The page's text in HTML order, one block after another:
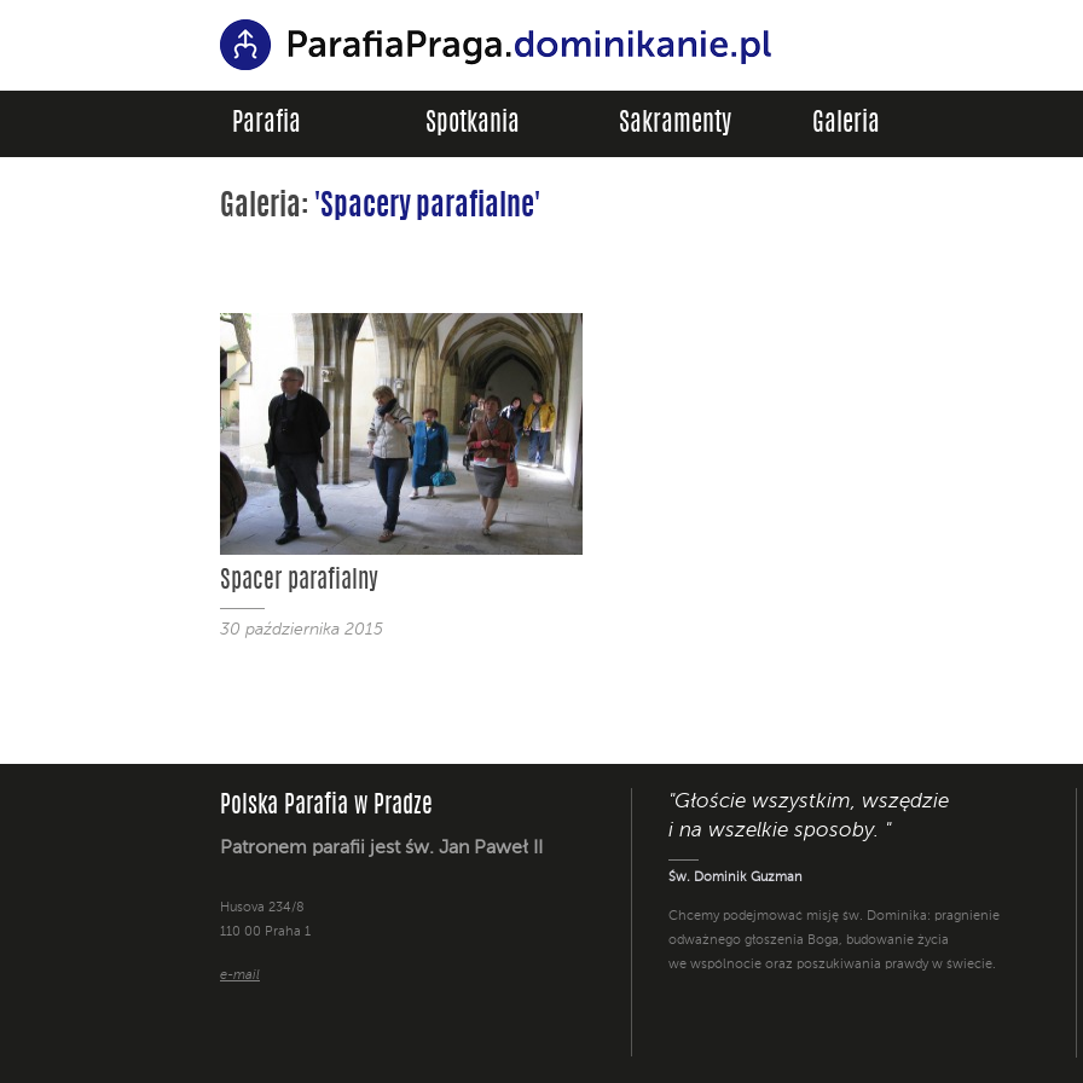
Parafia Spotkania Sakramenty Galeria
Galeria: 'Spacery parafialne'
Spacer parafialny
30 października 2015
Polska Parafia w Pradze
Patronem parafii jest św. Jan Paweł II
Husova 234/8
110 00 Praha 1
e-mail
"Głoście wszystkim, wszędzie
i na wszelkie sposoby. "
Św. Dominik Guzman
Chcemy podejmować misję św. Dominika: pragnienie
odważnego głoszenia Boga, budowanie życia
we wspólnocie oraz poszukiwania prawdy w świecie.